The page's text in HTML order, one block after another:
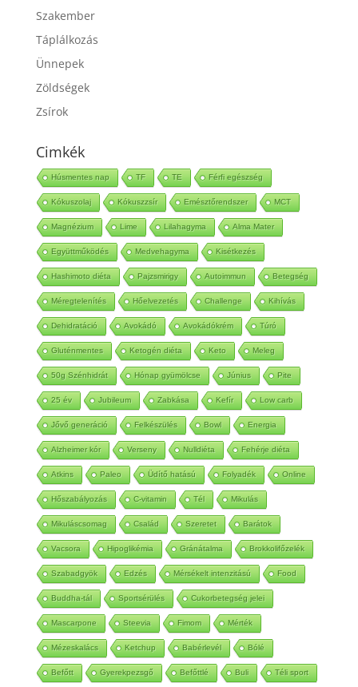
Szakember
Táplálkozás
Ünnepek
Zöldségek
Zsírok
Cimkék
Húsmentes nap TF TE Férfi egészség
Kókuszolaj Kókuszzsír Emésztőrendszer MCT
Magnézium Lime Lilahagyma Alma Mater
Együttműködés Medvehagyma Kisétkezés
Hashimoto diéta Pajzsmirigy Autoimmun Betegség
Méregtelenítés Hőelvezetés Challenge Kihívás
Dehidratáció Avokádó Avokádókrém Túró
Gluténmentes Ketogén diéta Keto Meleg
50g Szénhidrát Hónap gyümölcse Június Pite
25 év Jubileum Zabkása Kefír Low carb
Jővő generáció Felkészülés Bowl Energia
Alzheimer kór Verseny Nulldiéta Fehérje diéta
Atkins Paleo Üdítő hatású Folyadék Online
Hőszabályozás C-vitamin Tél Mikulás
Mikuláscsomag Család Szeretet Barátok
Vacsora Hipoglikémia Gránátalma Brokkolifőzelék
Szabadgyök Edzés Mérsékelt intenzitású Food
Buddha-tál Sportsérülés Cukorbetegség jelei
Mascarpone Steevia Fimom Mérték
Mézeskalács Ketchup Babérlevél Bólé
Befőtt Gyerekpezsgő Befőttlé Buli Téli sport